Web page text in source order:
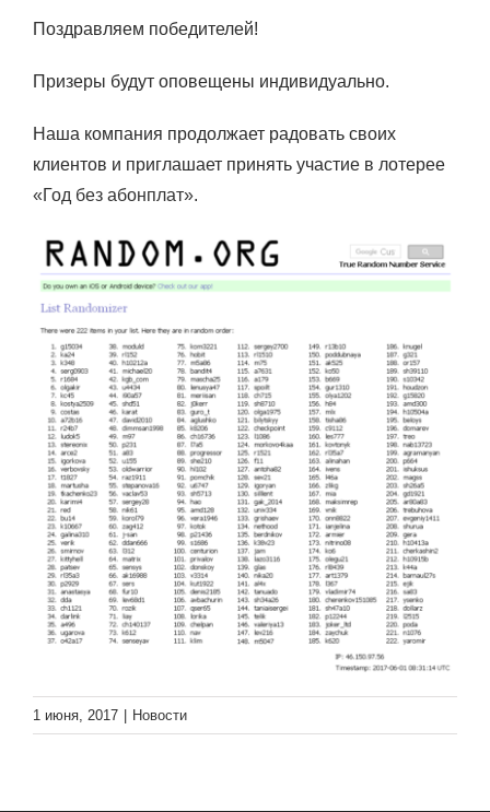
Поздравляем победителей!
Призеры будут оповещены индивидуально.
Наша компания продолжает радовать своих
клиентов и приглашает принять участие в лотерее
«Год без абонплат».
1 июня, 2017 Новости